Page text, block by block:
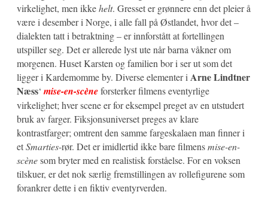
virkelighet, men ikkehelt. Gresset er grønnere enn det pleier å
være i desember i Norge, i alle fall på Østlandet, hvor det –
dialekten tatt i betraktning – er innforstått at fortellingen
utspiller seg. Det er allerede lyst ute når barna våkner om
morgenen. Huset Karsten og familien bor i ser ut som det
ligger i Kardemomme by. Diverse elementer iArne Lindtner
Næss‘ mise-en-scèneforsterker filmens eventyrlige
virkelighet; hver scene er for eksempel preget av en utstudert
bruk av farger. Fiksjonsuniverset preges av klare
kontrastfarger; omtrent den samme fargeskalaen man finner i
etSmarties-rør. Det er imidlertid ikke bare filmensmise-en-
scènesom bryter med en realistisk forståelse. For en voksen
tilskuer, er det nok særlig fremstillingen av rollefigurene som
forankrer dette i en fiktiv eventyrverden.